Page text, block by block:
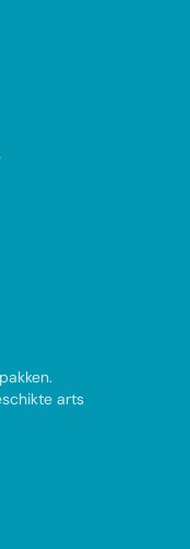
arts